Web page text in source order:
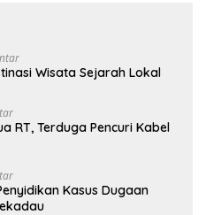
Wisata Sejarah Lokal
RT, Terduga Pencuri Kabel
Kasus Dugaan